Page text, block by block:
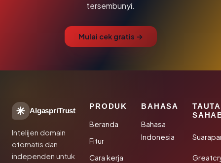
tersembunyi.
Mulai cek gratis →
AlgaspriTrust
Intelijen domain
otomatis dan
independen untuk
PRODUK
Beranda
Fitur
Cara kerja
BAHASA
Bahasa
Indonesia